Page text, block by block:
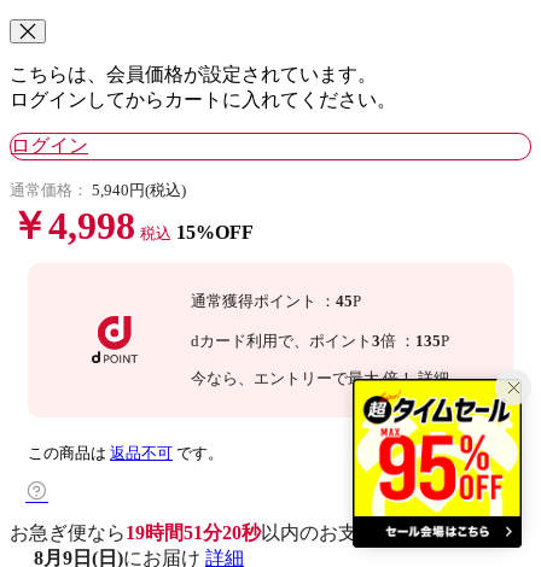
こちらは、会員価格が設定されています。
ログインしてからカートに入れてください。
ログイン
通常価格： 5,940円(税込)
￥4,998 税込 15%OFF
通常獲得ポイント ： 45P
dカード利用で、 ポイント 3倍 ： 135P
今なら 、エントリーで最大 倍！詳細
この商品は 返品不可 です。
お急ぎ便なら19時間51分19秒以内のお支払いで
8月9日(日)にお届け 詳細